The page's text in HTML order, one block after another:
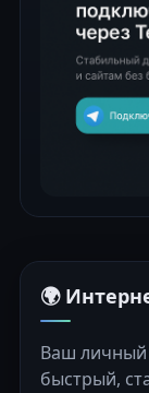
🌍
Ваш
быстрый,